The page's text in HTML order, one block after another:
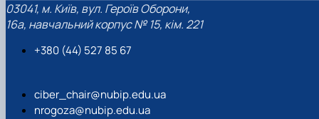
03041, м. Київ, вул. Героїв Оборони,
16а, навчальний корпус № 15, кім. 221
+380 (44) 527 85 67‬
ciber_chair@nubip.edu.ua
nrogoza@nubip.edu.ua